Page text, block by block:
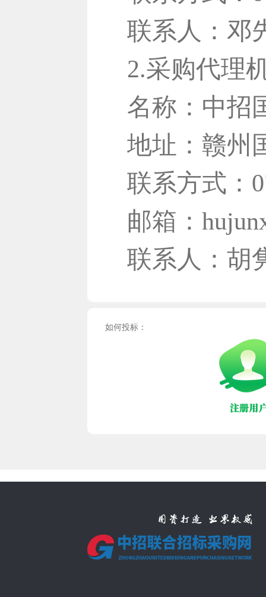
联系人：邓
2.采购代理
名称：中招
地址：赣州
联系方式：
邮箱：
联系人：胡
如何投标：